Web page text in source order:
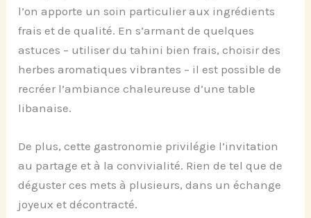
l’on apporte un soin particulier aux ingrédients
frais et de qualité. En s’armant de quelques
astuces – utiliser du tahini bien frais, choisir des
herbes aromatiques vibrantes – il est possible de
recréer l’ambiance chaleureuse d’une table
libanaise.
De plus, cette gastronomie privilégie l’invitation
au partage et à la convivialité. Rien de tel que de
déguster ces mets à plusieurs, dans un échange
joyeux et décontracté.